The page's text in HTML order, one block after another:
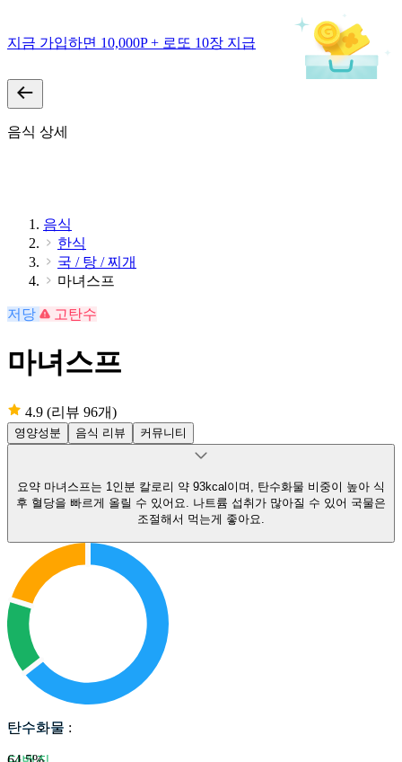
지금 가입하면 10,000P + 로또 10장 지급
음식 상세
음식
한식
국 / 탕 / 찌개
마녀스프
저당 고탄수
마녀스프
4.9 (리뷰 96개)
영양성분 음식 리뷰 커뮤니티
요약 마녀스프는 1인분 칼로리 약 93kcal이며, 탄수화물 비중이 높아 식
후 혈당을 빠르게 올릴 수 있어요. 나트륨 섭취가 많아질 수 있어 국물은
조절해서 먹는게 좋아요.
탄수화물
탄수화물 :